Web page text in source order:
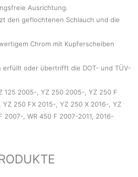
Ausrichtung.
den geflochtenen Schlauch und die
Chrom mit Kupferscheiben
erfüllt oder übertrifft die DOT- und TÜV-
125 2005-, YZ 250 2005-, YZ 250 F
250 FX 2015-, YZ 250 X 2016-, YZ
2007-, WR 450 F 2007-2011, 2016-